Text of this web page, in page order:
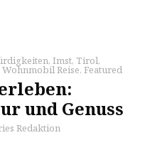
, Imst, Tirol,
Wohnmobil Reise, Featured
und Genuss
Redaktion